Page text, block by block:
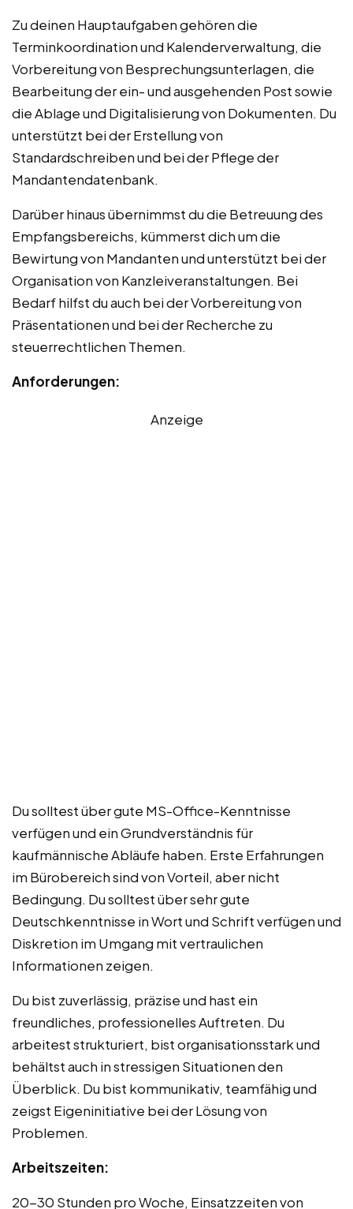
Zu deinen Hauptaufgaben gehören die
Terminkoordination und Kalenderverwaltung, die
Vorbereitung von Besprechungsunterlagen, die
Bearbeitung der ein- und ausgehenden Post sowie
die Ablage und Digitalisierung von Dokumenten. Du
unterstützt bei der Erstellung von
Standardschreiben und bei der Pflege der
Mandantendatenbank.
Darüber hinaus übernimmst du die Betreuung des
Empfangsbereichs, kümmerst dich um die
Bewirtung von Mandanten und unterstützt bei der
Organisation von Kanzleiveranstaltungen. Bei
Bedarf hilfst du auch bei der Vorbereitung von
Präsentationen und bei der Recherche zu
steuerrechtlichen Themen.
Anforderungen:
Anzeige
Du solltest über gute MS-Office-Kenntnisse
verfügen und ein Grundverständnis für
kaufmännische Abläufe haben. Erste Erfahrungen
im Bürobereich sind von Vorteil, aber nicht
Bedingung. Du solltest über sehr gute
Deutschkenntnisse in Wort und Schrift verfügen und
Diskretion im Umgang mit vertraulichen
Informationen zeigen.
Du bist zuverlässig, präzise und hast ein
freundliches, professionelles Auftreten. Du
arbeitest strukturiert, bist organisationsstark und
behältst auch in stressigen Situationen den
Überblick. Du bist kommunikativ, teamfähig und
zeigst Eigeninitiative bei der Lösung von
Problemen.
Arbeitszeiten:
20-30 Stunden pro Woche, Einsatzzeiten von